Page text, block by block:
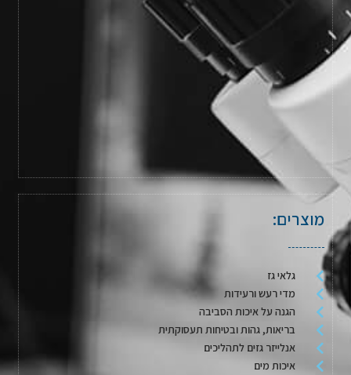
מוצרים:
גלאי גז
מדי רעש ורעידות
הגנה על איכות הסביבה
בריאות, גהות ובטיחות תעסוקתית
אנלייזר גזים לתהליכים
איכות מים